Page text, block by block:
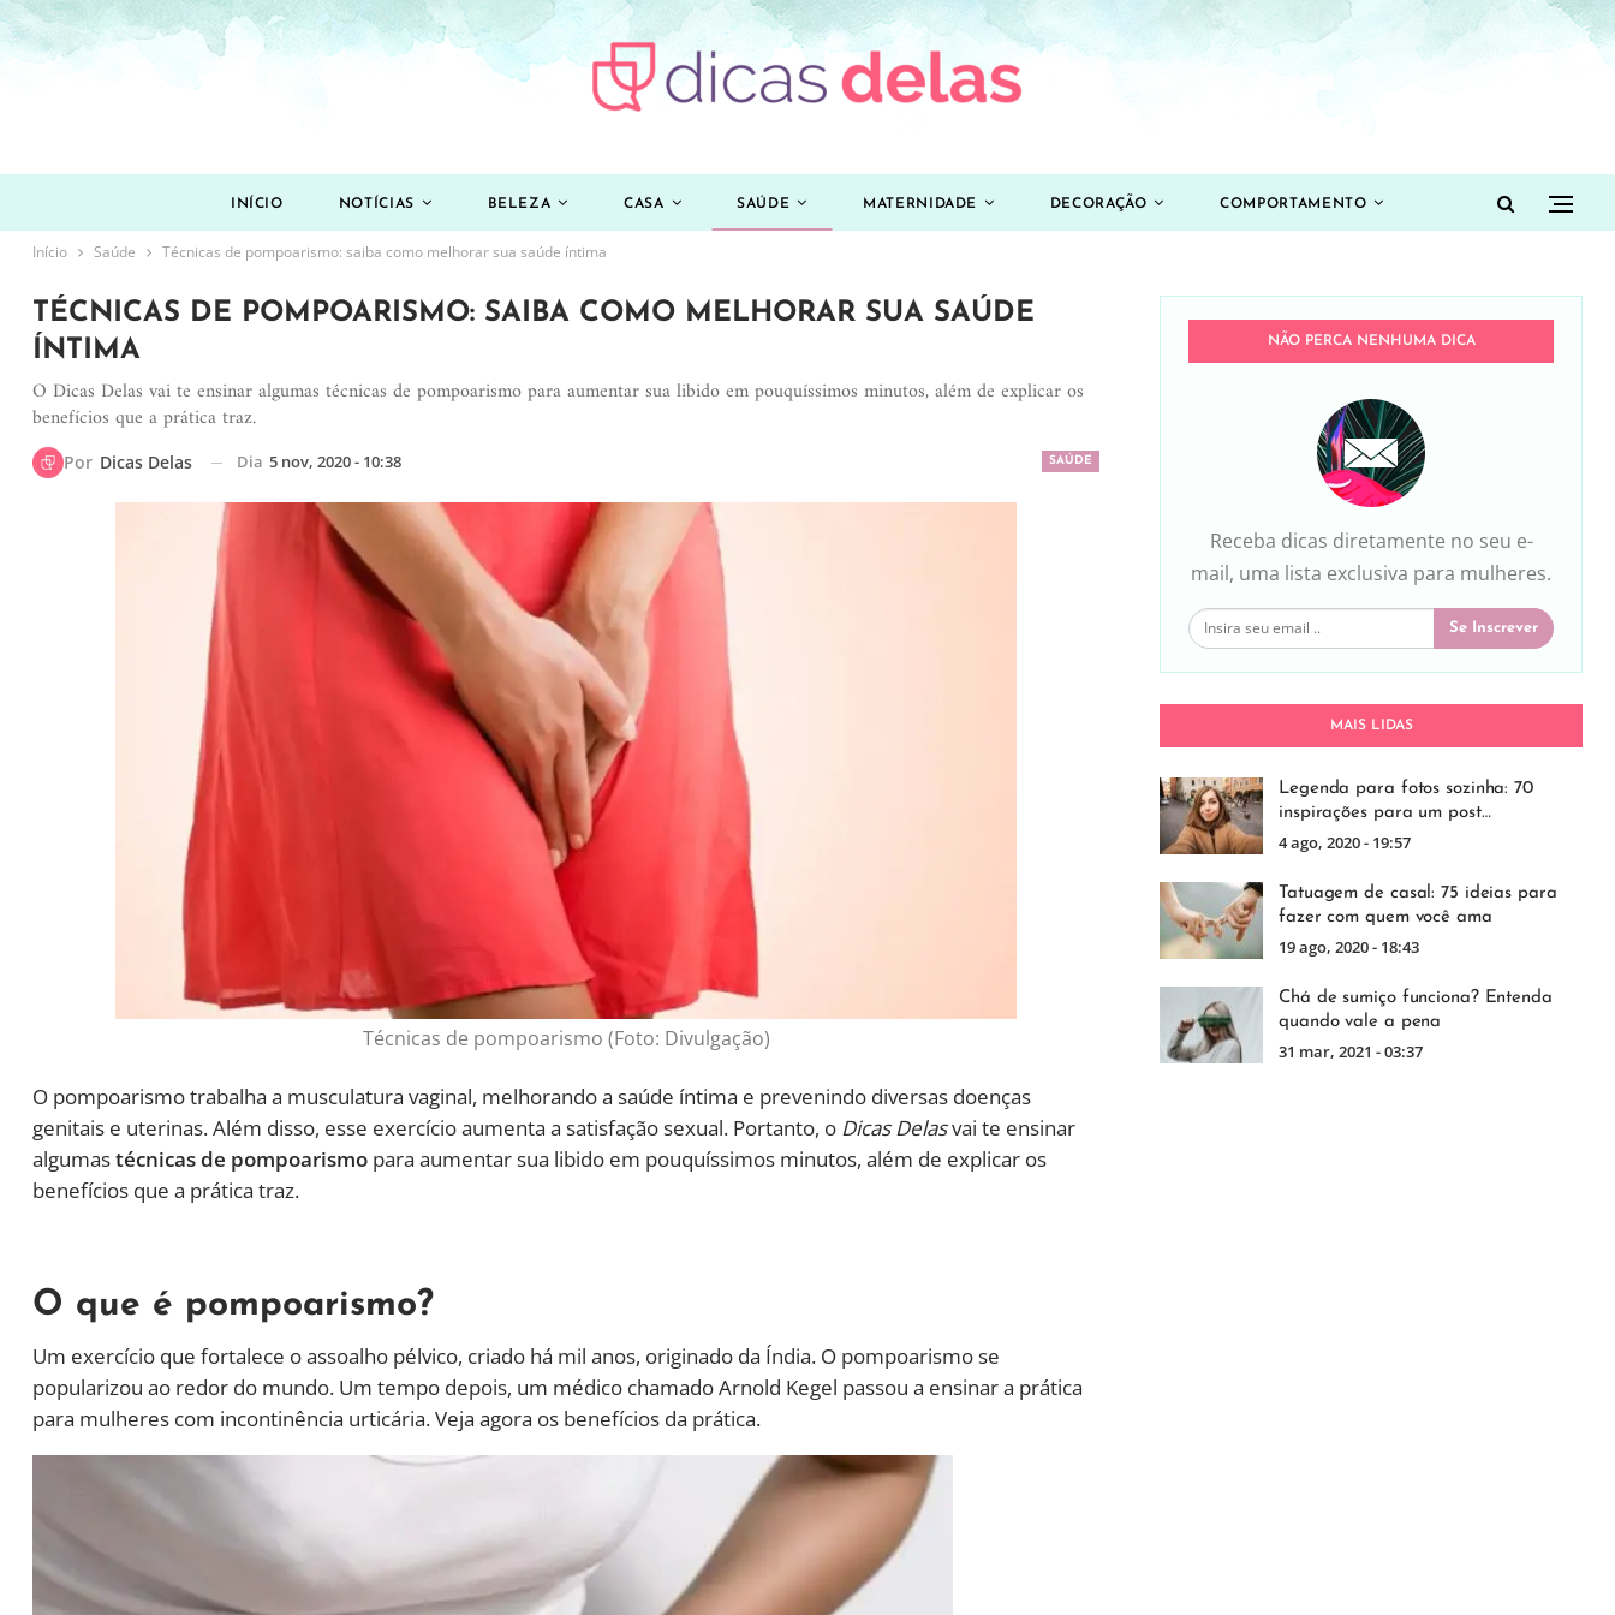
INÍCIO NOTÍCIAS BELEZA CASA SAÚDE MATERNIDADE DECORAÇÃO COMPORTAMENTO
Início Saúde Técnicas de pompoarismo: saiba como melhorar sua saúde íntima
TÉCNICAS DE POMPOARISMO: SAIBA COMO MELHORAR SUA SAÚDE
ÍNTIMA
O Dicas Delas vai te ensinar algumas técnicas de pompoarismo para aumentar sua libido em pouquíssimos minutos, além de explicar os
benefícios que a prática traz.
SAÚDE
Por Dicas Delas Dia 5 nov, 2020 - 10:38
Técnicas de pompoarismo (Foto: Divulgação)
O pompoarismo trabalha a musculatura vaginal, melhorando a saúde íntima e prevenindo diversas doenças
genitais e uterinas. Além disso, esse exercício aumenta a satisfação sexual. Portanto, o Dicas Delasvai te ensinar
algumastécnicas de pompoarismo para aumentar sua libido em pouquíssimos minutos, além de explicar os
benefícios que a prática traz.
O que é pompoarismo?
Um exercício que fortalece o assoalho pélvico, criado há mil anos, originado da Índia. O pompoarismo se
popularizou ao redor do mundo. Um tempo depois, um médico chamado Arnold Kegel passou a ensinar a prática
para mulheres com incontinência urticária. Veja agora os benefícios da prática.
NÃO PERCA NENHUMA DICA
Receba dicas diretamente no seu e-
mail, uma lista exclusiva para mulheres.
Se Inscrever
MAIS LIDAS
Legenda para fotos sozinha: 70
inspirações para um post…
4 ago, 2020 - 19:57
Tatuagem de casal: 75 ideias para
fazer com quem você ama
19 ago, 2020 - 18:43
Chá de sumiço funciona? Entenda
quando vale a pena
31 mar, 2021 - 03:37